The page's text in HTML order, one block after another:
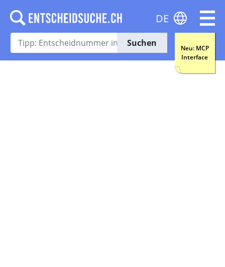
Suchen
Neu: MCP
Interface
DE